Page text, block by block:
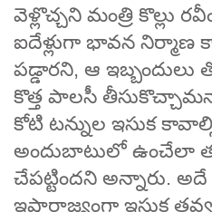
వెళ్లొచ్చని మంత్రి కొల్లు
ఐదేళ్లుగా భావన నిర్మాణ
పడ్డారని, ఆ ఇబ్బందులు
కొత్త పాలసీ
కోటి టన్నుల ఇసుక
అందుబాటులో ఉంచేలా
చేపట్టిందని అన్నారు.
ఇష్టారాజ్యంగా ఇసుక